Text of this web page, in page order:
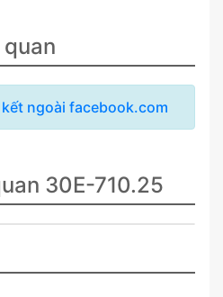
ngoài facebook.com
30E-710.25